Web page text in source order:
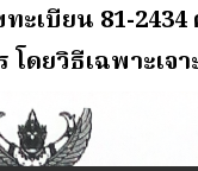
ะเบียน 81-2434
โดยวิธีเฉพาะเจา